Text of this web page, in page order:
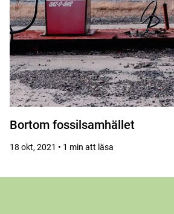
Bortom fossilsamhället
18 okt, 2021 • 1 min att läsa